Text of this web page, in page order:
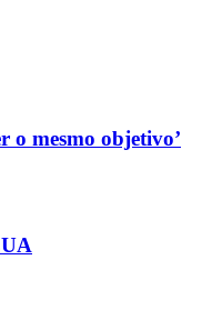
o mesmo objetivo’